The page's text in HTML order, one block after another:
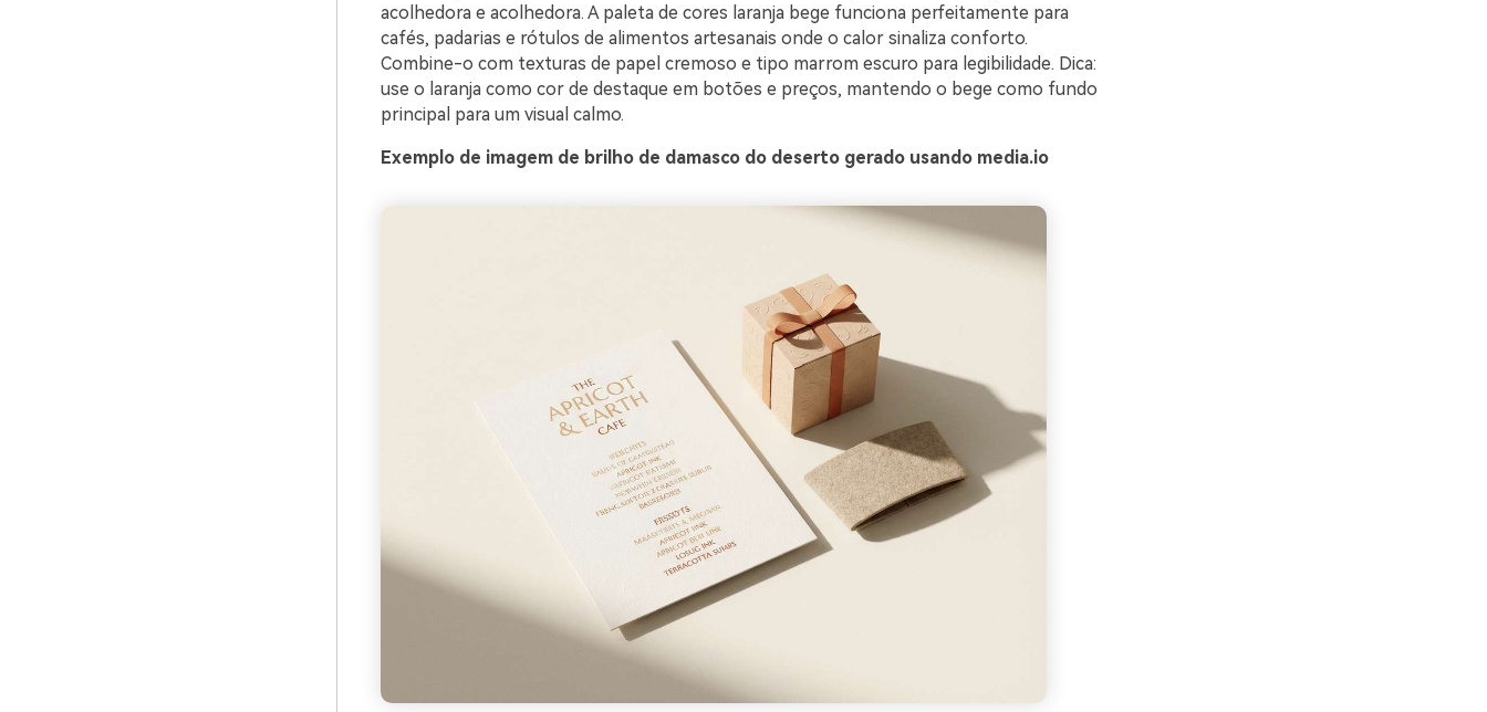
acolhedora e acolhedora. A paleta de cores laranja bege funciona perfeitamente para
cafés, padarias e rótulos de alimentos artesanais onde o calor sinaliza conforto.
Combine-o com texturas de papel cremoso e tipo marrom escuro para legibilidade. Dica:
use o laranja como cor de destaque em botões e preços, mantendo o bege como fundo
principal para um visual calmo.
Exemplo de imagem de brilho de damasco do deserto gerado usando media.io